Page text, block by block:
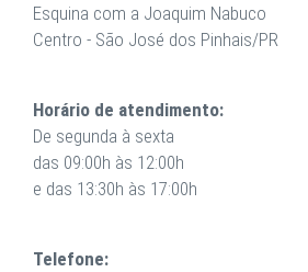
Esquina com a Joaquim Nabuco
Centro - São José dos Pinhais/PR
Horário de atendimento:
De segunda à sexta
das 09:00h às 12:00h
e das 13:30h às 17:00h
Telefone: